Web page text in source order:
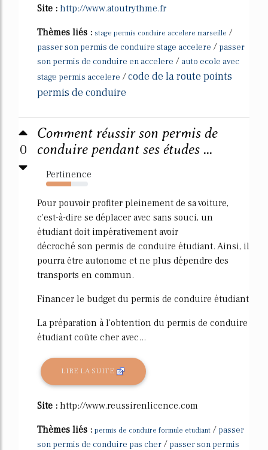
Site : http://www.atoutrythme.fr
Thèmes liés : stage permis conduire accelere marseille /
passer son permis de conduire stage accelere / passer
son permis de conduire en accelere / auto ecole avec
stage permis accelere /code de la route points
permis de conduire
0
Comment réussir son permis de
conduire pendant ses études ...
Pertinence
60%
Pour pouvoir profiter pleinement de sa voiture,
c'est-à-dire se déplacer avec sans souci, un
étudiant doit impérativement avoir
décroché son permis de conduire étudiant. Ainsi, il
pourra être autonome et ne plus dépendre des
transports en commun.
Financer le budget du permis de conduire étudiant
La préparation à l'obtention du permis de conduire
étudiant coûte cher avec...
LIRE LA SUITE
Site : http://www.reussirenlicence.com
Thèmes liés : permis de conduire formule etudiant / passer
son permis de conduire pas cher / passer son permis